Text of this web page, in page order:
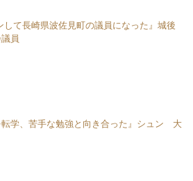
して長崎県波佐見町の議員になった』城後
員
転学、苦手な勉強と向き合った』シュン 大